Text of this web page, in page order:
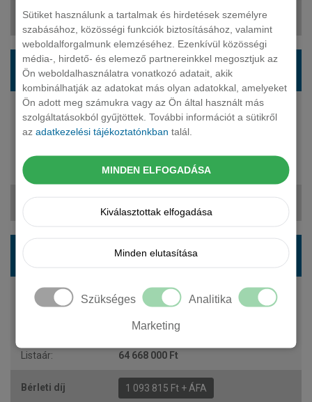
Sütiket használunk a tartalmak és hirdetések személyre
szabásához, közösségi funkciók biztosításához, valamint
weboldalforgalmunk elemzéséhez. Ezenkívül közösségi
média-, hirdető- és elemező partnereinkkel megosztjuk az
Ön weboldalhasználatra vonatkozó adatait, akik
kombinálhatják az adatokat más olyan adatokkal, amelyeket
Ön adott meg számukra vagy az Ön által használt más
szolgáltatásokból gyűjtöttek. További információt a sütikről
azadatkezelési tájékoztatónkban talál.
MINDEN ELFOGADÁSA
Kiválasztottak elfogadása
Minden elutasítása
Szükséges Analitika
Marketing
713 892 Ft + ÁFA
PORSCHE Cayenne Electric suv Cayenne
Electric S
666 LE
elektromos
5 fő
49 895 000 Ft
PORSCHE Cayenne Electric suv Cayenne
Electric Turbo
1 156 LE
automata
64 668 000 Ft
1 093 815 Ft + ÁFA